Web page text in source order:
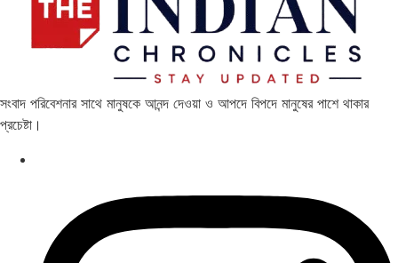
সংবাদ পরিবেশনার সাথে মানুষকে আনন্দ দেওয়া ও আপদে বিপদে মানুষের পাশে থাকার
প্রচেষ্টা।